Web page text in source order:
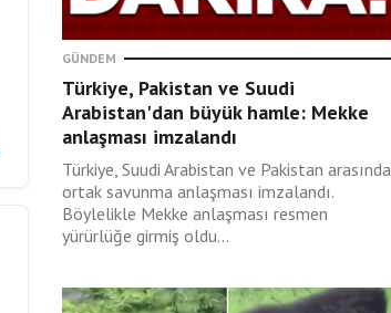
GÜNDEM
Türkiye, Pakistan ve Suudi
Arabistan'dan büyük hamle: Mekke
anlaşması imzalandı
Türkiye, Suudi Arabistan ve Pakistan arasında
ortak savunma anlaşması imzalandı.
Böylelikle Mekke anlaşması resmen
yürürlüğe girmiş oldu...